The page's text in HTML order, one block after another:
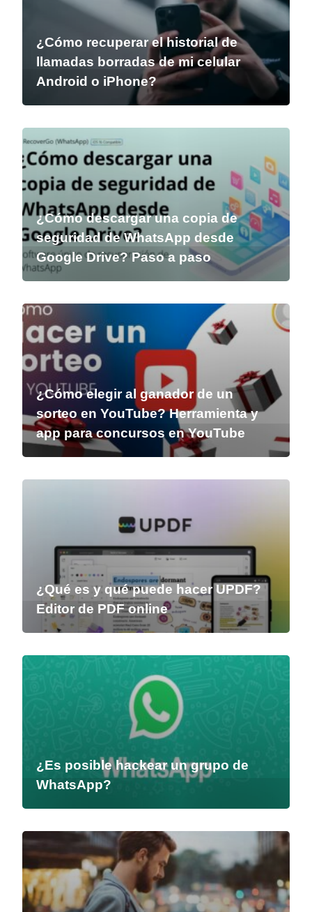
¿Cómo recuperar el historial de
llamadas borradas de mi celular
Android o iPhone?
¿Cómo descargar una copia de
seguridad de WhatsApp desde
Google Drive? Paso a paso
¿Cómo elegir al ganador de un
sorteo en YouTube? Herramienta y
app para concursos en YouTube
¿Qué es y qué puede hacer UPDF?
Editor de PDF online
¿Es posible hackear un grupo de
WhatsApp?